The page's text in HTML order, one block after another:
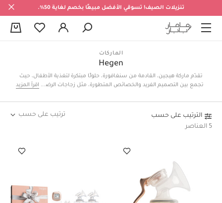
تنزيلات الصيف! تسوقي الأفضل مبيعًا بخصم لغاية 50%.
الماركات
Hegen
تقدّم ماركة هيجين، القادمة من سنغافورة، حلولًا مبتكرة لتغذية الأطفال، حيث
تجمع بين التصميم الفريد والخصائص المتطورة، مثل زجاجات الرضاعة المزودة
ومريحة للاستخدام.
اقرأ المزيد
الترتيب على حسب
5 العناصر
ترتيب على حسب